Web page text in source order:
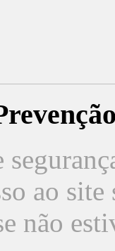
ao
não